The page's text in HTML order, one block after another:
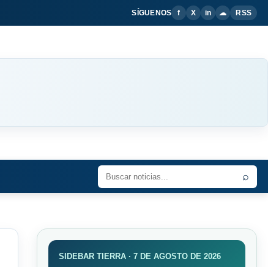
SÍGUENOS f X in ☁ RSS
⌕
SIDEBAR TIERRA · 7 DE AGOSTO DE 2026